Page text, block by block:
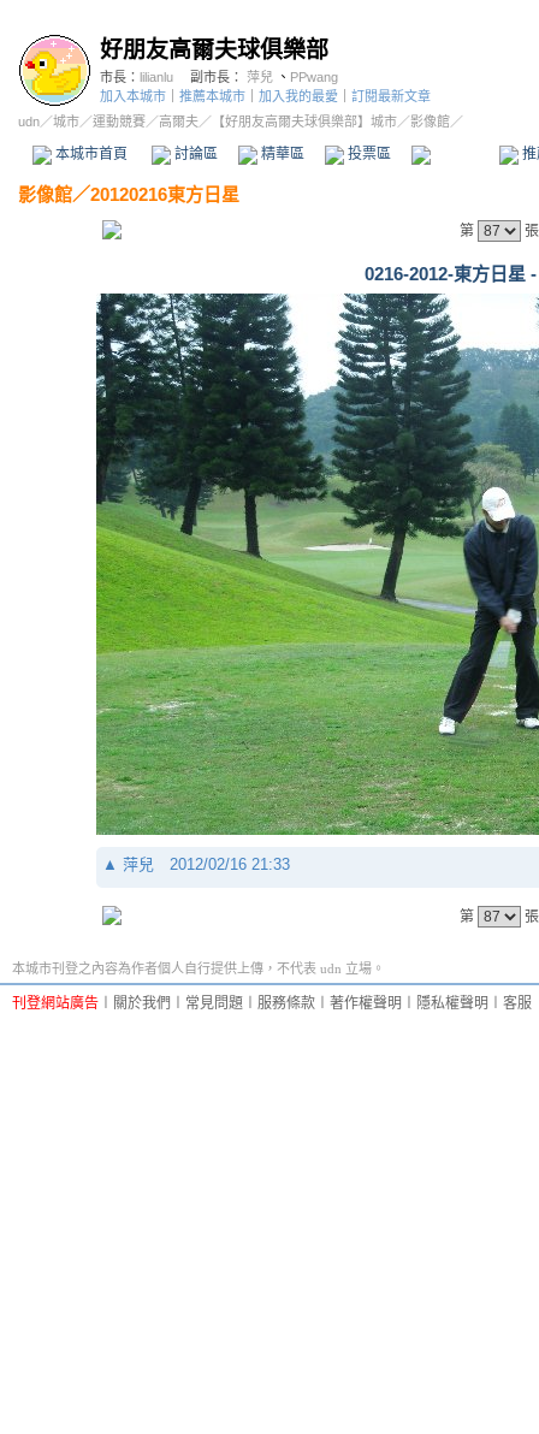
好朋友高爾夫球俱樂部
市長： lilianlu 副市長： 萍兒 、 PPwang
加入本城市
推薦本城市 加入我的最愛
訂閱最新文章
udn／城市／運動競賽／高爾夫／ 【好朋友高爾夫球俱樂部】城市／影像館／
本城市首頁 討論區 精華區 投票區 影像館
影像館／20120216東方日星
第
0216-2012-東方日星
▲ 萍兒 2012/02/16 21:33
第
本城市刊登之內容為作者個人自行提供上傳，不代表 udn 立場。
刊登網站廣告 關於我們 常見問題 服務條款 著作權聲明 隱私權聲明 客服